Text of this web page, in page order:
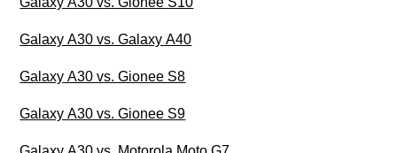
Galaxy A30 vs. Galaxy A40
Galaxy A30 vs. Gionee S8
Galaxy A30 vs. Gionee S9